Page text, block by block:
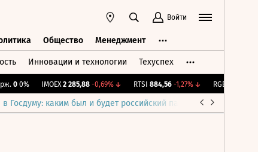
Войти
Общество Менеджмент
Инновации и технологии Техуспех
0 0% IMOEX 2 285,88 -0,69%↓ RTSI 884,56 -1,27%↓ RGBI
Госдуму: каким был и будет российский парламент